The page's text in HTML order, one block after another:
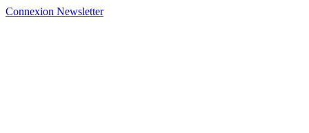
Connexion Newsletter